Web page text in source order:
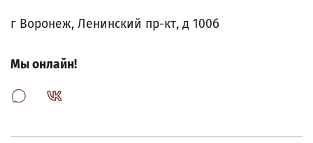
г Воронеж, Ленинский пр-кт, д 100б
Мы онлайн!